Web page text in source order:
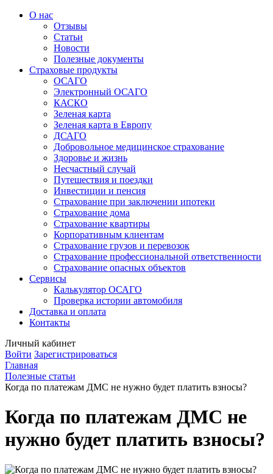
О нас
Отзывы
Статьи
Новости
Полезные документы
Страховые продукты
ОСАГО
Электронный ОСАГО
КАСКО
Зеленая карта
Зеленая карта в Европу
ДСАГО
Добровольное медицинское страхование
Здоровье и жизнь
Несчастный случай
Путешествия и поездки
Инвестиции и пенсия
Страхование при заключении ипотеки
Страхование дома
Страхование квартиры
Корпоративным клиентам
Страхование грузов и перевозок
Страхование профессиональной ответственности
Страхование опасных объектов
Сервисы
Калькулятор ОСАГО
Проверка истории автомобиля
Доставка и оплата
Контакты
Личный кабинет
Войти Зарегистрироваться
Главная
Полезные статьи
Когда по платежам ДМС не нужно будет платить взносы?
Когда по платежам ДМС не
нужно будет платить взносы?